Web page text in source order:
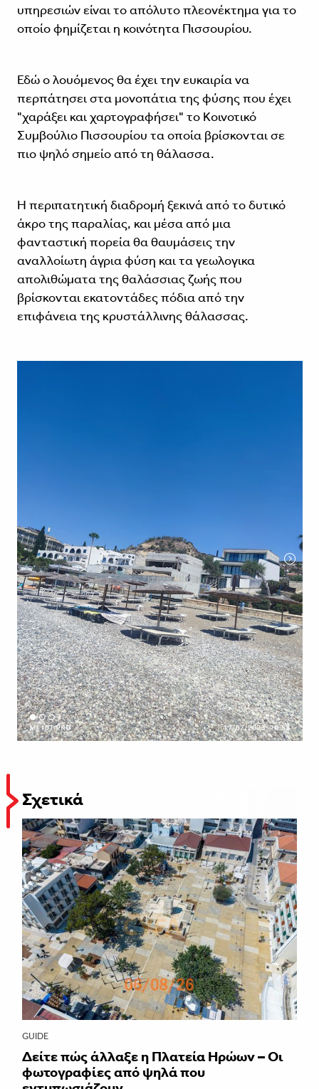
υπηρεσιών είναι το απόλυτο πλεονέκτημα για το
οποίο φημίζεται η κοινότητα Πισσουρίου.
Εδώ ο λουόμενος θα έχει την ευκαιρία να
περπάτησει στα μονοπάτια της φύσης που έχει
"χαράξει και χαρτογραφήσει" το Κοινοτικό
Συμβούλιο Πισσουρίου τα οποία βρίσκονται σε
πιο ψηλό σημείο από τη θάλασσα.
Η περιπατητική διαδρομή ξεκινά από το δυτικό
άκρο της παραλίας, και μέσα από μια
φανταστική πορεία θα θαυμάσεις την
αναλλοίωτη άγρια φύση και τα γεωλογικα
απολιθώματα της θαλάσσιας ζωής που
βρίσκονται εκατοντάδες πόδια από την
επιφάνεια της κρυστάλλινης θάλασσας.
Σχετικά
GUIDE
Δείτε πώς άλλαξε η Πλατεία Ηρώων – Οι
φωτογραφίες από ψηλά που